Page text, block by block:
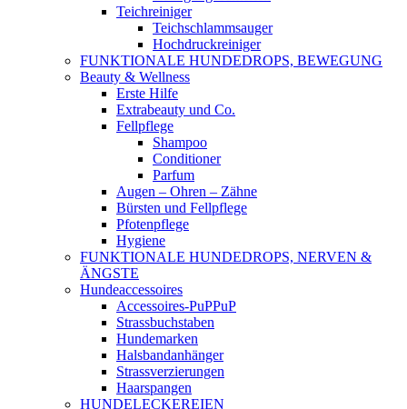
Teichreiniger
Teichschlammsauger
Hochdruckreiniger
FUNKTIONALE HUNDEDROPS, BEWEGUNG
Beauty & Wellness
Erste Hilfe
Extrabeauty und Co.
Fellpflege
Shampoo
Conditioner
Parfum
Augen – Ohren – Zähne
Bürsten und Fellpflege
Pfotenpflege
Hygiene
FUNKTIONALE HUNDEDROPS, NERVEN &
ÄNGSTE
Hundeaccessoires
Accessoires-PuPPuP
Strassbuchstaben
Hundemarken
Halsbandanhänger
Strassverzierungen
Haarspangen
HUNDELECKEREIEN